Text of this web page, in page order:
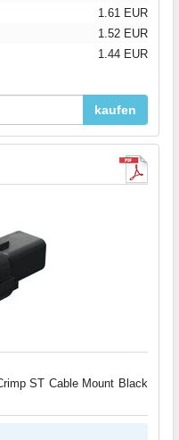
1.61 EUR
1.52 EUR
1.44 EUR
kaufen
ST Cable Mount Black